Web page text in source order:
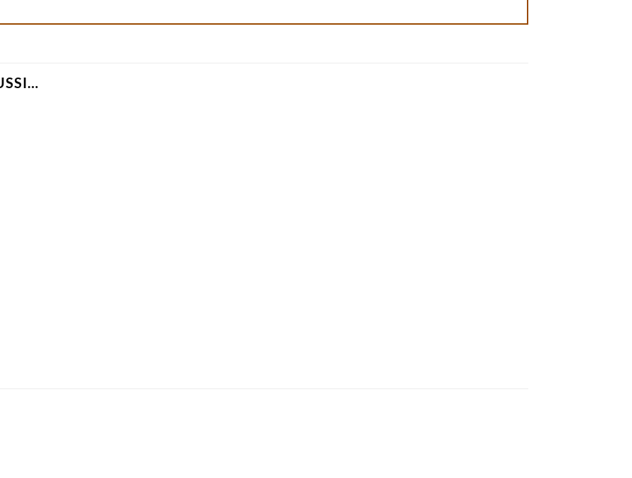
être choisies sur la page du produit